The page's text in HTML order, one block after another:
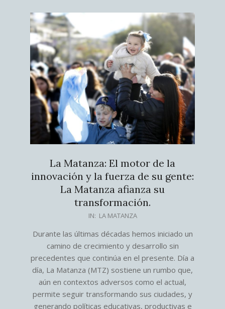
La Matanza: El motor de la
innovación y la fuerza de su gente:
La Matanza afianza su
transformación.
31
IN: LA MATANZA
Durante las últimas décadas hemos iniciado un
camino de crecimiento y desarrollo sin
precedentes que continúa en el presente. Día a
día, La Matanza (MTZ) sostiene un rumbo que,
aún en contextos adversos como el actual,
permite seguir transformando sus ciudades, y
generando políticas educativas, productivas e